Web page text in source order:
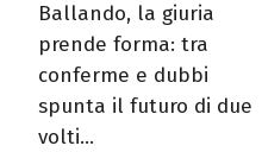
Ballando, la giuria
prende forma: tra
conferme e dubbi
spunta il futuro di due
volti...